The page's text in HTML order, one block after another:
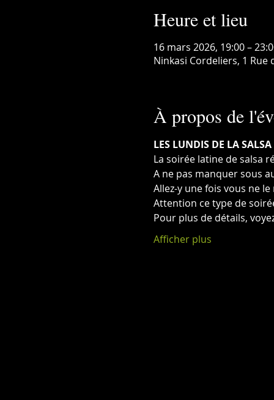
Heure et lieu
16 mars 2026, 19:00 –
Ninkasi Cordeliers, 1 Rue
À propos de
LES LUNDIS DE LA
La soirée latine de salsa
A ne pas manquer sous
Allez-y une fois vous ne
Attention ce type de
Pour plus de détails,
Afficher plus